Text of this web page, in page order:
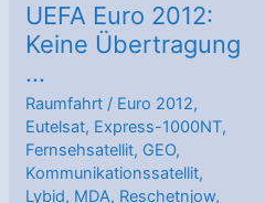
UEFA Euro 2012:
Keine Übertragung
…
Raumfahrt / Euro 2012,
Eutelsat, Express-1000NT,
Fernsehsatellit, GEO,
Kommunikationssatellit,
Lybid, MDA, Reschetnjow,